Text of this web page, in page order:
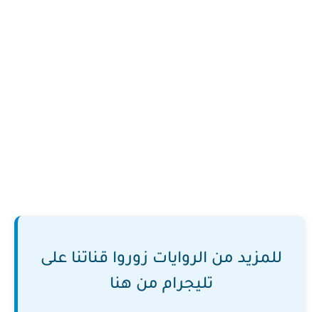
للمزيد من الروايات زوروا قناتنا على
تليجرام من هنا